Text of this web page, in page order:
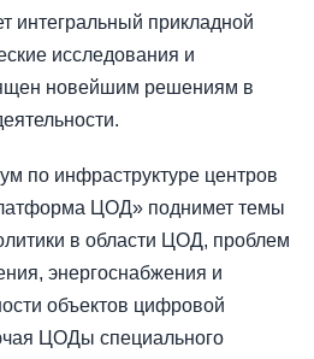
интегральный прикладной
исследования и
новейшим решениям в
по инфраструктуре центров
ЦОД» поднимет темы
в области ЦОД, проблем
энергоснабжения и
объектов цифровой
ЦОДы специального